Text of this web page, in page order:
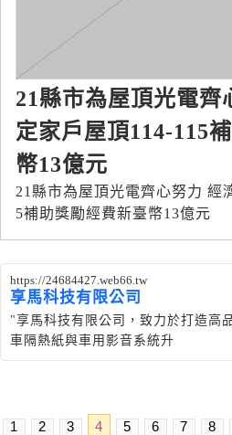
21縣市為屋頂光電齊
定家戶屋頂114-115
幣13億元
21縣市為屋頂光電齊心努力 經
5補助獎勵經費新臺幣13億元
https://24684427.web66.tw
享馬科技有限公司
"享馬科技有限公司，致力於打造高
車隔熱紙與車用影音系統升
1 2 3 4 5 6 7 8